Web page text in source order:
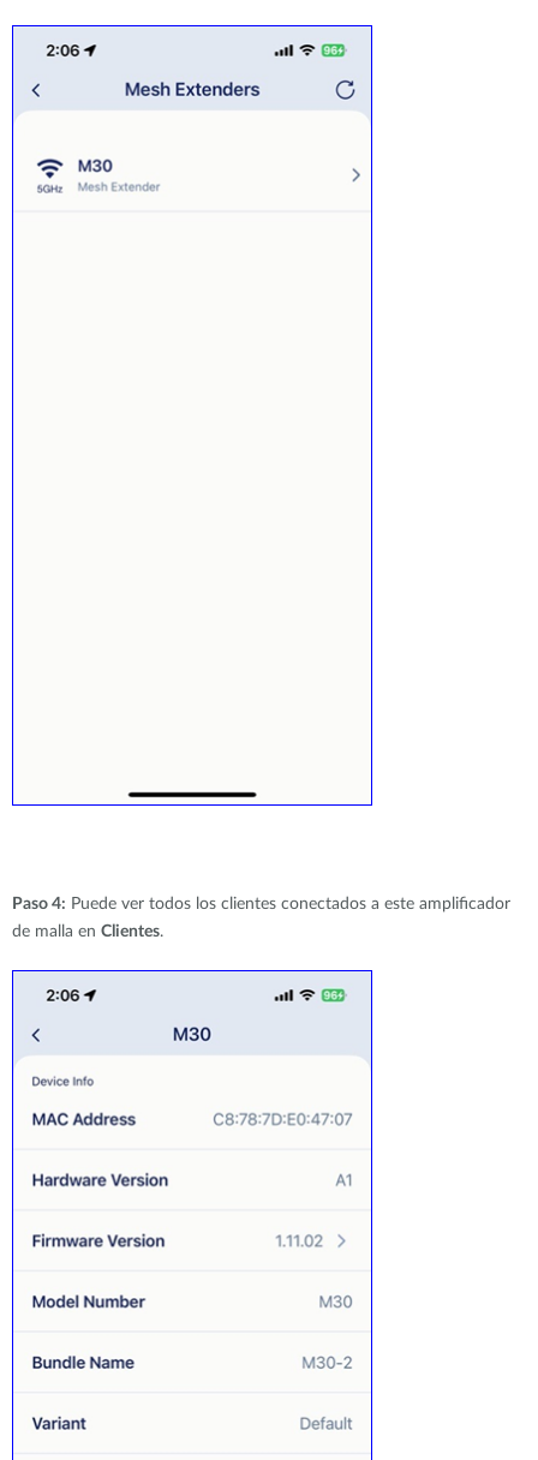
Paso 4: Puede ver todos los clientes conectados a este amplificador
de malla en Clientes.